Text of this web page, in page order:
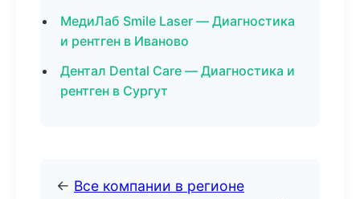
МедиЛаб Smile Laser — Диагностика
и рентген в Иваново
Дентал Dental Care — Диагностика и
рентген в Сургут
← Все компании в регионе